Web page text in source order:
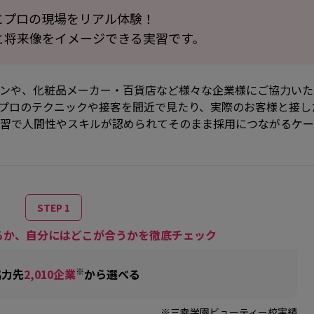
ロの現場をリアル体験！
来像をイメージできる実習です。
、化粧品メーカー・百貨店など様々な企業様にご協力いた
のテクニックや接客を間近で見たり、実際のお客様と接し
で人間性やスキルが認められてそのまま採用につながるケ
STEP 1
、自分にはどこが合うかを徹底チェック
先2,010企業※から選べる